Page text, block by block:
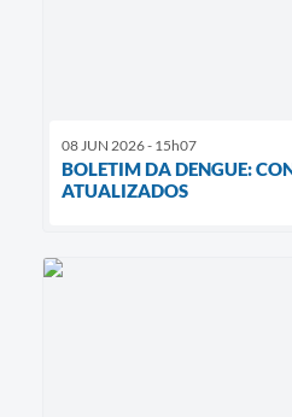
08 JUN 2026 - 15h07
BOLETIM DA DENGUE:
ATUALIZADOS